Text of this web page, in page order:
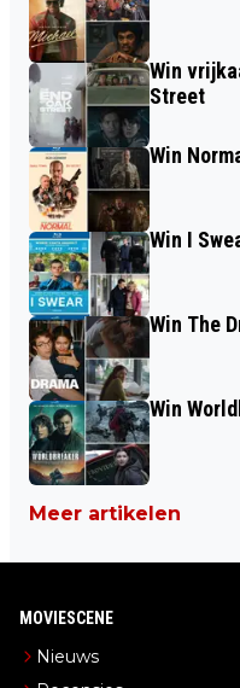
Win
Street
Win
Win I
Win The
Win
Meer artikelen
MOVIESCENE
Nieuws